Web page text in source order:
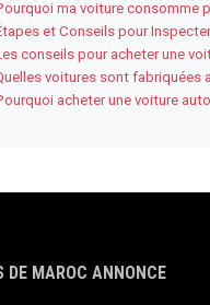
ma voiture consomme
et Conseils pour
conseils pour acheter une
voitures sont fabriquées
acheter une voiture
DE MAROC ANNONCE